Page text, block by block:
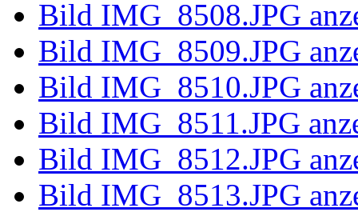
Bild IMG_8490.JPG
Bild IMG_8491.JPG
Bild IMG_8492.JPG
Bild IMG_8493.JPG
Bild IMG_8494.JPG
Bild IMG_8496.JPG